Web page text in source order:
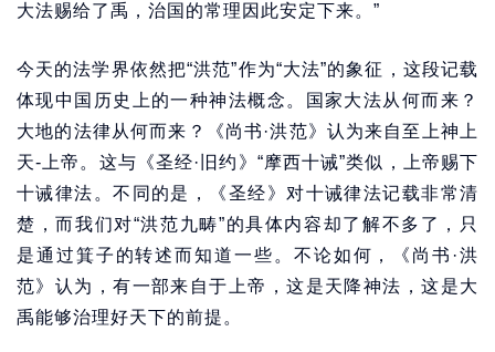
大法赐给了禹，治国的常理因此安定下来。”
今天的法学界依然把“洪范”作为“大法”的象征，这段记载
体现中国历史上的一种神法概念。国家大法从何而来？
大地的法律从何而来？《尚书·洪范》认为来自至上神上
天-上帝。这与《圣经·旧约》“摩西十诫”类似，上帝赐下
十诫律法。不同的是，《圣经》对十诫律法记载非常清
楚，而我们对“洪范九畴”的具体内容却了解不多了，只
是通过箕子的转述而知道一些。不论如何，《尚书·洪
范》认为，有一部来自于上帝，这是天降神法，这是大
禹能够治理好天下的前提。